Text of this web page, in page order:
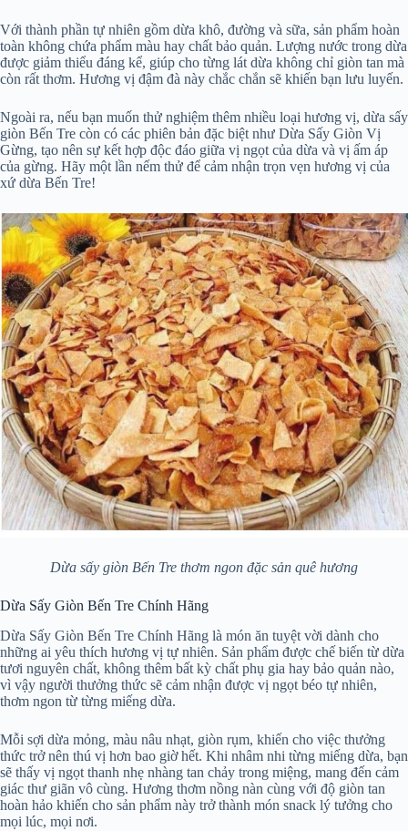
Với thành phần tự nhiên gồm dừa khô, đường và sữa, sản phẩm hoàn
toàn không chứa phẩm màu hay chất bảo quản. Lượng nước trong dừa
được giảm thiểu đáng kể, giúp cho từng lát dừa không chỉ giòn tan mà
còn rất thơm. Hương vị đậm đà này chắc chắn sẽ khiến bạn lưu luyến.
Ngoài ra, nếu bạn muốn thử nghiệm thêm nhiều loại hương vị, dừa sấy
giòn Bến Tre còn có các phiên bản đặc biệt như Dừa Sấy Giòn Vị
Gừng, tạo nên sự kết hợp độc đáo giữa vị ngọt của dừa và vị ấm áp
của gừng. Hãy một lần nếm thử để cảm nhận trọn vẹn hương vị của
xứ dừa Bến Tre!
Dừa sấy giòn Bến Tre thơm ngon đặc sản quê hương
Dừa Sấy Giòn Bến Tre Chính Hãng
Dừa Sấy Giòn Bến Tre Chính Hãng là món ăn tuyệt vời dành cho
những ai yêu thích hương vị tự nhiên. Sản phẩm được chế biến từ dừa
tươi nguyên chất, không thêm bất kỳ chất phụ gia hay bảo quản nào,
vì vậy người thưởng thức sẽ cảm nhận được vị ngọt béo tự nhiên,
thơm ngon từ từng miếng dừa.
Mỗi sợi dừa mỏng, màu nâu nhạt, giòn rụm, khiến cho việc thưởng
thức trở nên thú vị hơn bao giờ hết. Khi nhâm nhi từng miếng dừa, bạn
sẽ thấy vị ngọt thanh nhẹ nhàng tan chảy trong miệng, mang đến cảm
giác thư giãn vô cùng. Hương thơm nồng nàn cùng với độ giòn tan
hoàn hảo khiến cho sản phẩm này trở thành món snack lý tưởng cho
mọi lúc, mọi nơi.